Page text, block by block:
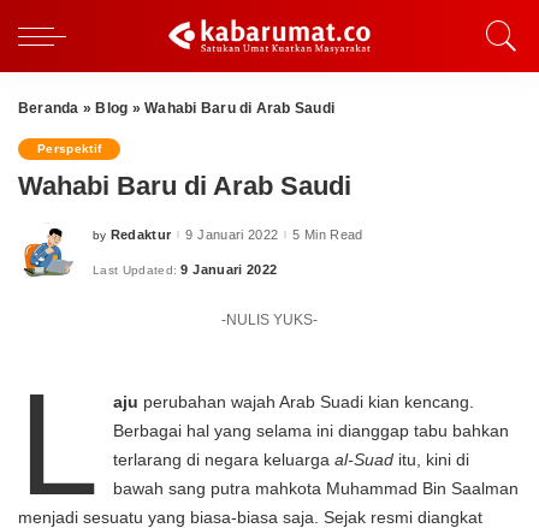
Beranda » Blog »Wahabi Baru di Arab Saudi
Perspektif
Wahabi Baru di Arab Saudi
Posted
by Redaktur 9 Januari 2022 5 Min Read
Last Updated: 9 Januari 2022
-NULIS YUKS-
L aju perubahan wajah Arab Suadi kian kencang.
Berbagai hal yang selama ini dianggap tabu bahkan
terlarang di negara keluargaal-Suad itu, kini di
bawah sang putra mahkota Muhammad Bin Saalman
menjadi sesuatu yang biasa-biasa saja. Sejak resmi diangkat